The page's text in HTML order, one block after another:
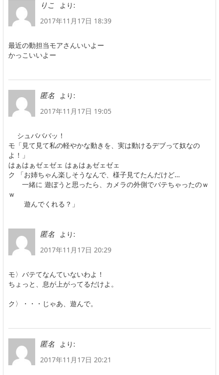
りこ
より:
2017年11月17日 18:39
最近の動担当モアさんいいよー
かっこいいよー
匿名
より:
2017年11月17日 19:05
シュバババッ！
モ「見て見て私の軽やかな動きを、実は動けるデブって奴なの
よ！」
はぁはぁゼェゼェ はぁはぁゼェゼェ
ク 「お姉ちゃん楽しそうなんで、様子見てたんだけど…
一緒に 遊ぼうと思ったら、カメラの外側でバテちゃったのｗ
ｗ
遊んでくれる？」
匿名
より:
2017年11月17日 20:29
モ〉バテてなんていないわよ！
ちょっと、息が上がってるだけよ。
ク〉・・・じゃあ、遊んで。
匿名
より:
2017年11月17日 20:21